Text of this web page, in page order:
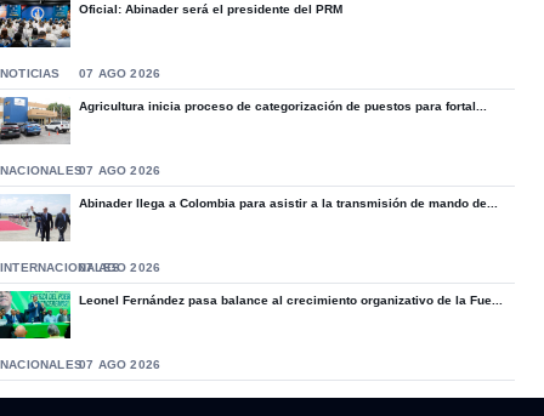
Oficial: Abinader será el presidente del PRM
NOTICIAS 07 AGO 2026
Agricultura inicia proceso de categorización de puestos para fortal...
NACIONALES07 AGO 2026
Abinader llega a Colombia para asistir a la transmisión de mando de...
INTERNACIONALES07 AGO 2026
Leonel Fernández pasa balance al crecimiento organizativo de la Fue...
NACIONALES07 AGO 2026